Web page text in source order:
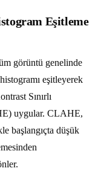
Eşitleme
görüntü genelinde
eşitleyerek
Sınırlı
uygular. CLAHE,
başlangıçta düşük